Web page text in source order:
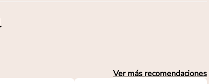
Ver más recomendaciones